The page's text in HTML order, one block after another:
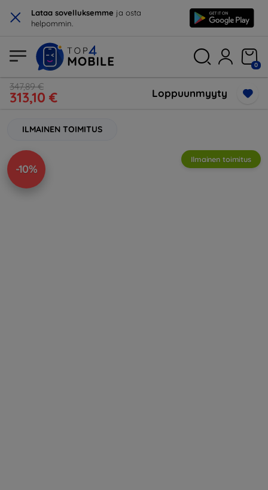
× Lataa sovelluksemme ja osta
helpommin.
0
347,89 €
313,10 € Loppuunmyyty
ILMAINEN TOIMITUS
-10%
Ilmainen toimitus